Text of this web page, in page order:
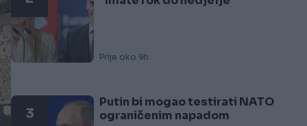
Prije oko 9h
3
Putin bi mogao testirati NATO
ograničenim napadom